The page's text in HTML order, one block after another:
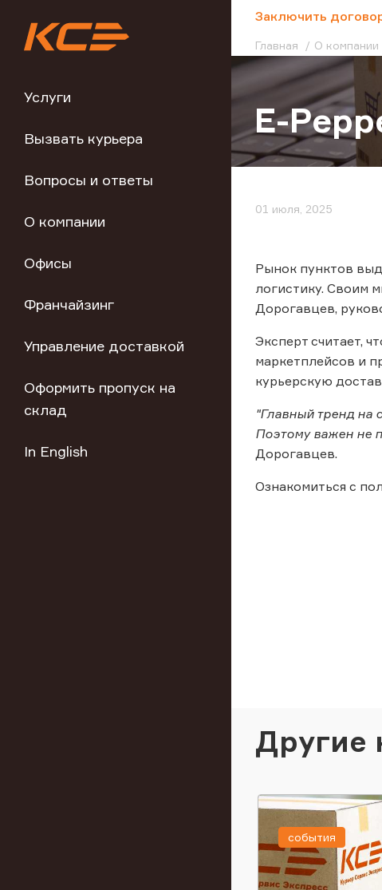
Услуги
Вызвать курьера
Вопросы и ответы
О компании
Офисы
Франчайзинг
Управление доставкой
Оформить пропуск на
склад
In English
Заключить
Главная О компании
E-
01 июля, 2025
Рынок пунктов
логистику. Своим
Дорогавцев,
Эксперт считает,
маркетплейсов и
курьерскую
"Главный тренд на
Поэтому важен не
Дорогавцев.
Ознакомиться с
Другие
события